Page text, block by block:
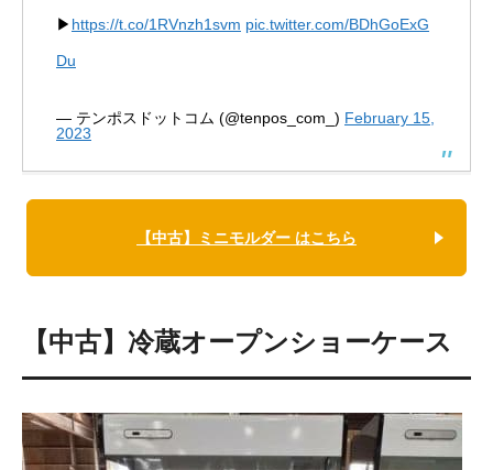
▶ https://t.co/1RVnzh1svm pic.twitter.com/BDhGoExG
Du
— テンポスドットコム (@tenpos_com_) February 15,
2023
【中古】ミニモルダー はこちら
【中古】冷蔵オープンショーケース